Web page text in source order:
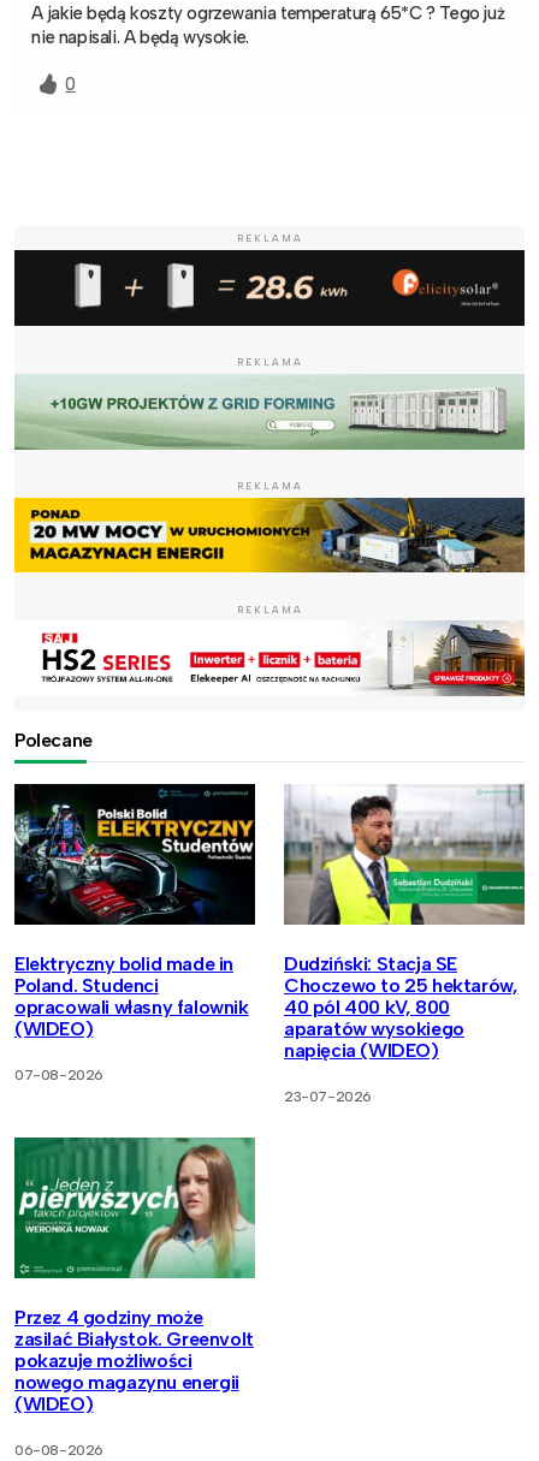
A jakie będą koszty ogrzewania temperaturą 65*C ? Tego już
nie napisali. A będą wysokie.
0
REKLAMA
REKLAMA
REKLAMA
REKLAMA
Polecane
Elektryczny bolid made in
Poland. Studenci
opracowali własny falownik
(WIDEO)
07-08-2026
Dudziński: Stacja SE
Choczewo to 25 hektarów,
40 pól 400 kV, 800
aparatów wysokiego
napięcia (WIDEO)
23-07-2026
Przez 4 godziny może
zasilać Białystok. Greenvolt
pokazuje możliwości
nowego magazynu energii
(WIDEO)
06-08-2026